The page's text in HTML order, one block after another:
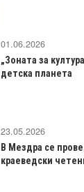
01.06.2026
„Зоната за
детска планета
23.05.2026
В Мездра се
краеведски